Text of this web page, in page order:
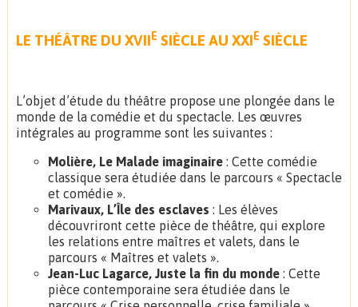
LE THÉÂTRE DU XVII E SIÈCLE AU XXI E SIÈCLE
L’objet d’étude du théâtre propose une plongée dans le
monde de la comédie et du spectacle. Les œuvres
intégrales au programme sont les suivantes :
Molière, Le Malade imaginaire: Cette comédie
classique sera étudiée dans le parcours « Spectacle
et comédie ».
Marivaux, L’Île des esclaves : Les élèves
découvriront cette pièce de théâtre, qui explore
les relations entre maîtres et valets, dans le
parcours « Maîtres et valets ».
Jean-Luc Lagarce, Juste la fin du monde: Cette
pièce contemporaine sera étudiée dans le